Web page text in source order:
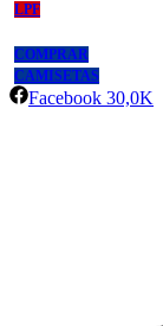
LPF
COMPRAR
CAMISETAS
Facebook 30,0K